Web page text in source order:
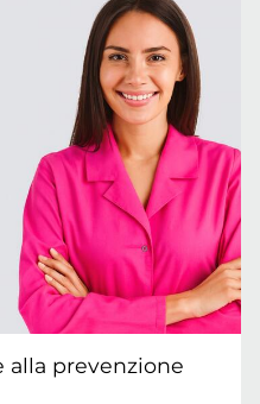
alla prevenzione